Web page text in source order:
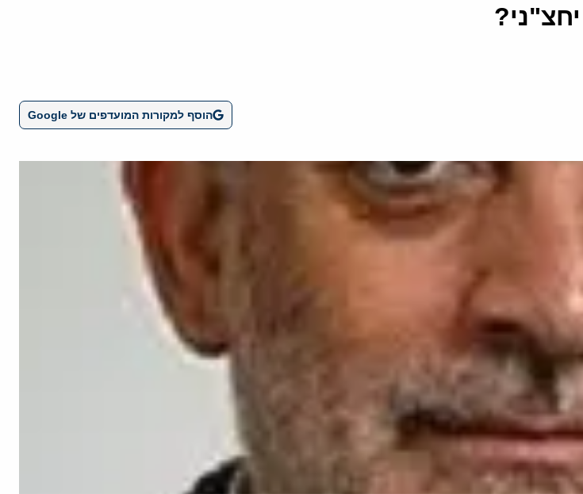
הוסף למקורות המועדפים של Google